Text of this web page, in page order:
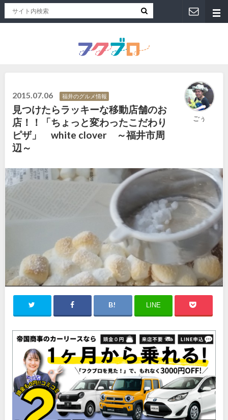
2015.07.06 福井のグルメ情報
見つけたらラッキーな移動店舗のお
店！！「ちょっと変わったこだわり
ピザ」 white clover ～福井市周
辺～
ごぅ
LINE